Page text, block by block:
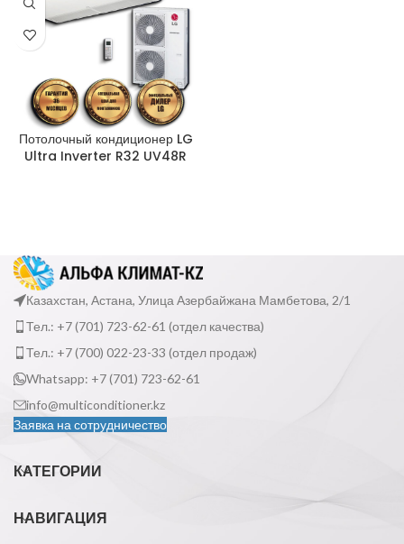
Потолочный кондиционер LG
Ultra Inverter R32 UV48R
Казахстан, Астана, Улица Азербайжана Мамбетова, 2/1
Тел.: +7 (701) 723-62-61 (отдел качества)
Тел.: +7 (700) 022-23-33 (отдел продаж)
Whatsapp: +7 (701) 723-62-61
info@multiconditioner.kz
Заявка на сотрудничество
КАТЕГОРИИ
НАВИГАЦИЯ